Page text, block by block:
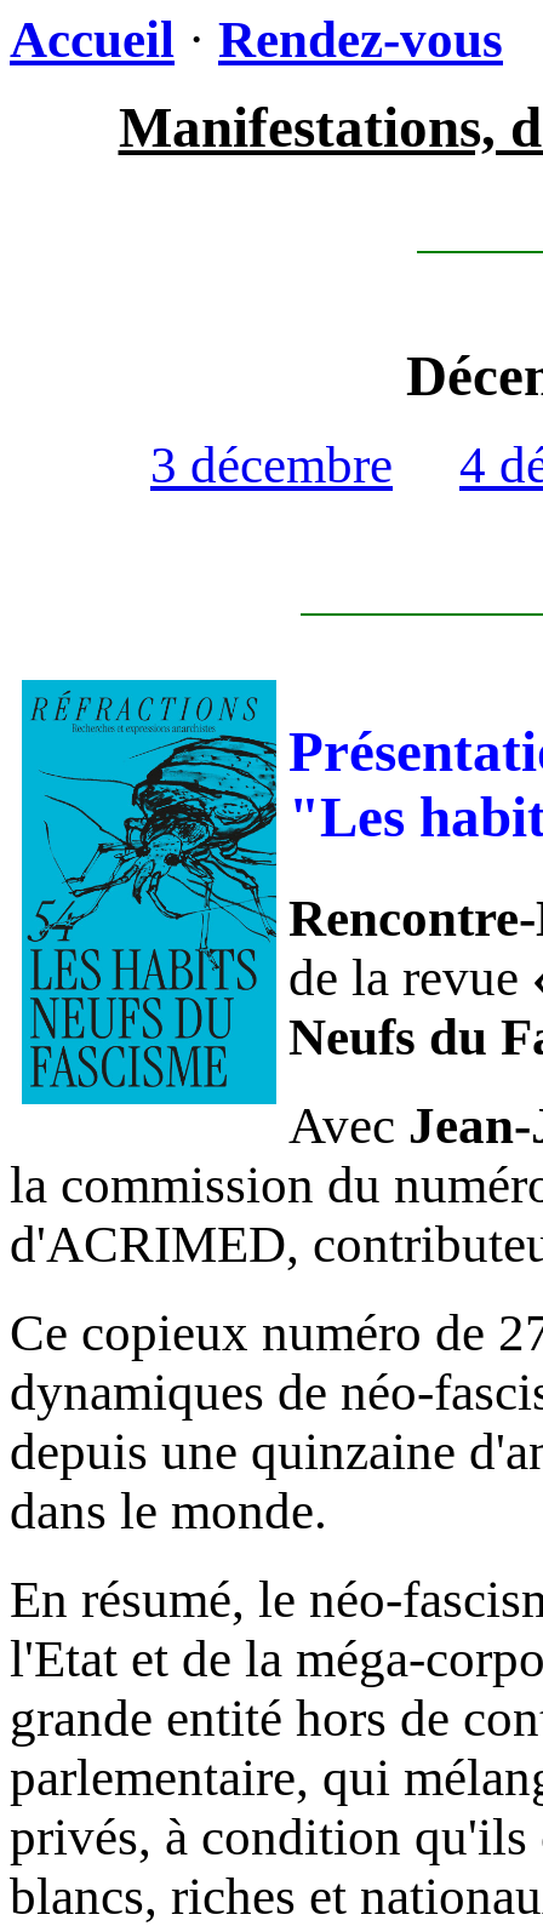
Accueil · Rendez-vous
Manifestations,
3 décembre 4
"Les
de la revue
Neufs du
Avec
la commission du
d'ACRIMED,
Ce copieux numéro de
dynamiques de néo-
depuis une quinzaine
dans le monde.
En résumé, le néo-
l'Etat et de la méga-
grande entité hors de
parlementaire, qui
privés, à condition qu'ils
blancs, riches et